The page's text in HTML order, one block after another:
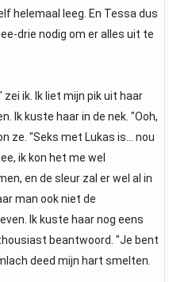
helemaal leeg. En Tessa dus
drie nodig om er alles uit te
ik. Ik liet mijn pik uit haar
Ik kuste haar in de nek. "Ooh,
ze. "Seks met Lukas is... nou
ik kon het me wel
en de sleur zal er wel al in
man ook niet de
Ik kuste haar nog eens
beantwoord. "Je bent
deed mijn hart smelten.